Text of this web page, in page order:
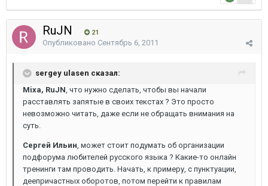
RuJN 21
Опубликовано Сентябрь 6, 2011
sergey ulasen сказал:
Mixa, RuJN, что нужно сделать, чтобы вы начали
расставлять запятые в своих текстах ? Это просто
невозможно читать, даже если не обращать внимания на
суть.
Сергей Ильин, может стоит подумать об организации
подфорума любителей русского языка ? Какие-то онлайн
тренинги там проводить. Начать, к примеру, с пунктуации,
деепричастных оборотов, потом перейти к правилам